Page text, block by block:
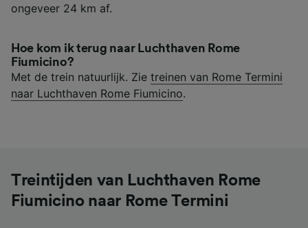
ongeveer 24 km af.
Hoe kom ik terug naar Luchthaven Rome
Fiumicino?
Met de trein natuurlijk. Zie treinen van Rome Termini
naar Luchthaven Rome Fiumicino.
Treintijden van Luchthaven Rome
Fiumicino naar Rome Termini